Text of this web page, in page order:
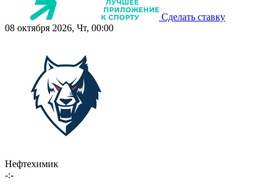
Сделать ставку
08 октября 2026, Чт, 00:00
Нефтехимик
-:-